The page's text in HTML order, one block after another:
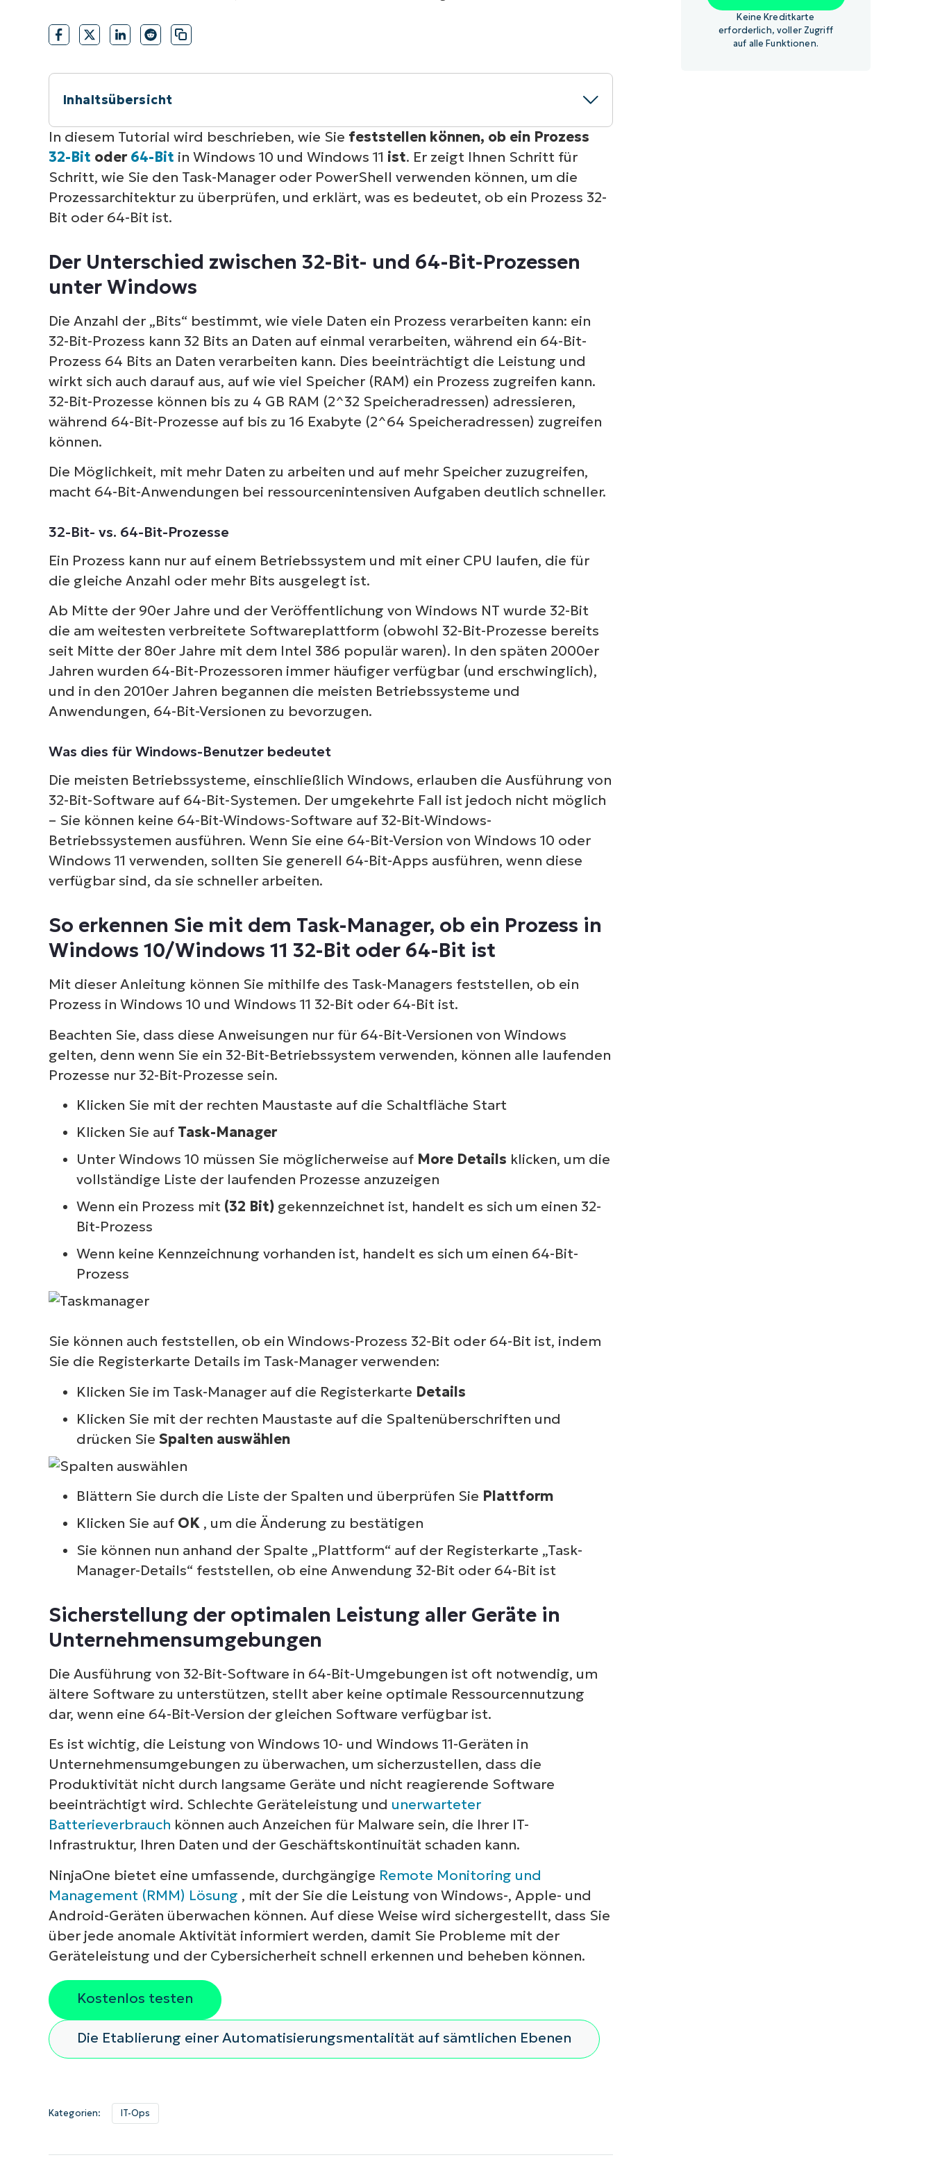
VERTRIEB KONTAKTIEREN
ROADMAP
PLATTFORM
VERTRIEB KONTAKTIEREN
VERTRIEB KONTAKTIEREN
Inhaltsübersicht
Kurzüberblick
Der Unterschied zwischen 32-Bit- und 64-Bit-Prozessen unter Windows
So erkennen Sie mit dem Task-Manager, ob ein Prozess in Windows 10/Windows
Sicherstellung der optimalen Leistung aller Geräte in Unternehmensumgebungen
In diesem Tutorial wird beschrieben, wie Sie feststellen können, ob ein Prozess
32-Bit oder 64-Bit in Windows 10 und Windows 11 ist. Er zeigt Ihnen Schritt für
Schritt, wie Sie den Task-Manager oder PowerShell verwenden können, um die
Prozessarchitektur zu überprüfen, und erklärt, was es bedeutet, ob ein Prozess 32-
Bit oder 64-Bit ist.
Der Unterschied zwischen 32-Bit- und 64-Bit-Prozessen
unter Windows
Die Anzahl der „Bits“ bestimmt, wie viele Daten ein Prozess verarbeiten kann: ein
32-Bit-Prozess kann 32 Bits an Daten auf einmal verarbeiten, während ein 64-Bit-
Prozess 64 Bits an Daten verarbeiten kann. Dies beeinträchtigt die Leistung und
wirkt sich auch darauf aus, auf wie viel Speicher (RAM) ein Prozess zugreifen kann.
32-Bit-Prozesse können bis zu 4 GB RAM (2^32 Speicheradressen) adressieren,
während 64-Bit-Prozesse auf bis zu 16 Exabyte (2^64 Speicheradressen) zugreifen
können.
Die Möglichkeit, mit mehr Daten zu arbeiten und auf mehr Speicher zuzugreifen,
macht 64-Bit-Anwendungen bei ressourcenintensiven Aufgaben deutlich schneller.
32-Bit- vs. 64-Bit-Prozesse
Ein Prozess kann nur auf einem Betriebssystem und mit einer CPU laufen, die für
die gleiche Anzahl oder mehr Bits ausgelegt ist.
Ab Mitte der 90er Jahre und der Veröffentlichung von Windows NT wurde 32-Bit
die am weitesten verbreitete Softwareplattform (obwohl 32-Bit-Prozesse bereits
seit Mitte der 80er Jahre mit dem Intel 386 populär waren). In den späten 2000er
Jahren wurden 64-Bit-Prozessoren immer häufiger verfügbar (und erschwinglich),
und in den 2010er Jahren begannen die meisten Betriebssysteme und
Anwendungen, 64-Bit-Versionen zu bevorzugen.
Was dies für Windows-Benutzer bedeutet
Die meisten Betriebssysteme, einschließlich Windows, erlauben die Ausführung von
32-Bit-Software auf 64-Bit-Systemen. Der umgekehrte Fall ist jedoch nicht möglich
– Sie können keine 64-Bit-Windows-Software auf 32-Bit-Windows-
Betriebssystemen ausführen. Wenn Sie eine 64-Bit-Version von Windows 10 oder
Windows 11 verwenden, sollten Sie generell 64-Bit-Apps ausführen, wenn diese
verfügbar sind, da sie schneller arbeiten.
So erkennen Sie mit dem Task-Manager, ob ein Prozess in
Windows 10/Windows 11 32-Bit oder 64-Bit ist
Mit dieser Anleitung können Sie mithilfe des Task-Managers feststellen, ob ein
Prozess in Windows 10 und Windows 11 32-Bit oder 64-Bit ist.
Beachten Sie, dass diese Anweisungen nur für 64-Bit-Versionen von Windows
gelten, denn wenn Sie ein 32-Bit-Betriebssystem verwenden, können alle laufenden
Prozesse nur 32-Bit-Prozesse sein.
Klicken Sie mit der rechten Maustaste auf die Schaltfläche Start
Klicken Sie auf Task-Manager
Unter Windows 10 müssen Sie möglicherweise auf More Details klicken, um die
vollständige Liste der laufenden Prozesse anzuzeigen
Wenn ein Prozess mit (32 Bit)gekennzeichnet ist, handelt es sich um einen 32-
Bit-Prozess
Wenn keine Kennzeichnung vorhanden ist, handelt es sich um einen 64-Bit-
Prozess
Sie können auch feststellen, ob ein Windows-Prozess 32-Bit oder 64-Bit ist, indem
Sie die Registerkarte Details im Task-Manager verwenden:
Klicken Sie im Task-Manager auf die Registerkarte Details
Klicken Sie mit der rechten Maustaste auf die Spaltenüberschriften und
drücken Sie Spalten auswählen
Blättern Sie durch die Liste der Spalten und überprüfen Sie Plattform
Klicken Sie auf OK, um die Änderung zu bestätigen
Sie können nun anhand der Spalte „Plattform“ auf der Registerkarte „Task-
Manager-Details“ feststellen, ob eine Anwendung 32-Bit oder 64-Bit ist
Sicherstellung der optimalen Leistung aller Geräte in
Unternehmensumgebungen
Die Ausführung von 32-Bit-Software in 64-Bit-Umgebungen ist oft notwendig, um
ältere Software zu unterstützen, stellt aber keine optimale Ressourcennutzung
dar, wenn eine 64-Bit-Version der gleichen Software verfügbar ist.
Es ist wichtig, die Leistung von Windows 10- und Windows 11-Geräten in
Unternehmensumgebungen zu überwachen, um sicherzustellen, dass die
Produktivität nicht durch langsame Geräte und nicht reagierende Software
beeinträchtigt wird. Schlechte Geräteleistung und unerwarteter
Batterieverbrauch können auch Anzeichen für Malware sein, die Ihrer IT-
Infrastruktur, Ihren Daten und der Geschäftskontinuität schaden kann.
NinjaOne bietet eine umfassende, durchgängige Remote Monitoring und
Management (RMM) Lösung , mit der Sie die Leistung von Windows-, Apple- und
Android-Geräten überwachen können. Auf diese Weise wird sichergestellt, dass Sie
über jede anomale Aktivität informiert werden, damit Sie Probleme mit der
Geräteleistung und der Cybersicherheit schnell erkennen und beheben können.
Kostenlos testen
Die Etablierung einer Automatisierungsmentalität auf sämtlichen Ebenen
Kategorien: IT-Ops
Keine Kreditkarte
erforderlich, voller Zugriff
auf alle Funktionen.
Sehen Sie NinjaOne in
Aktion
Sehen Sie sich unsere On-Demand-Demos an und
Demos ansehen